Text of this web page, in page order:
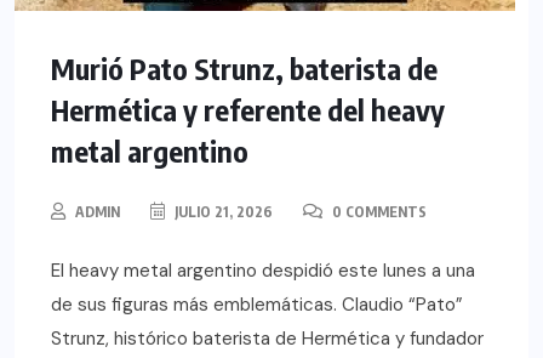
Murió Pato Strunz, baterista de
Hermética y referente del heavy
metal argentino
ADMIN JULIO 21, 2026 0 COMMENTS
El heavy metal argentino despidió este lunes a una
de sus figuras más emblemáticas. Claudio “Pato”
Strunz, histórico baterista de Hermética y fundador